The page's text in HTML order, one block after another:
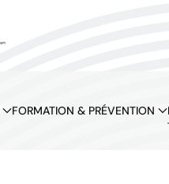
FORMATION & PRÉVENTION